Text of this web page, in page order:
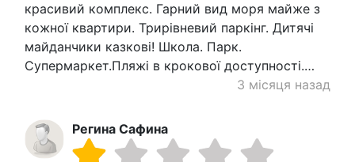
красивий комплекс. Гарний вид моря майже з
кожної квартири. Трирівневий паркінг. Дитячі
майданчики казкові! Школа. Парк.
Супермаркет.Пляжі в крокової доступності.…
3 місяця назад
Регина Сафина